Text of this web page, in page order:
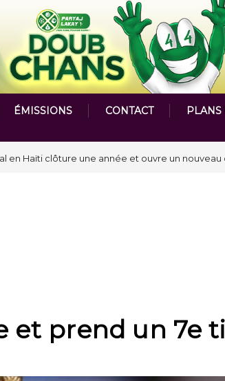
ÉMISSIONS CONTACT
en Haïti clôture une année et ouvre un
et prend un 7e